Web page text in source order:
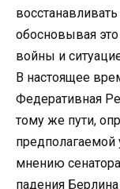
обосновывая
войны и
В настоящее
Федеративная
тому же пути,
предполагаемой
мнению
падения Берлина